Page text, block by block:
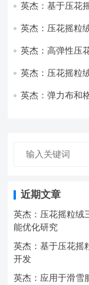
英杰：基于压花
英杰：压花摇粒
英杰：高弹性压
英杰：压花摇粒
英杰：弹力布和
近期文章
英杰：压花摇粒绒
能优化研究
英杰：基于压花摇
开发
英杰：应用于滑雪